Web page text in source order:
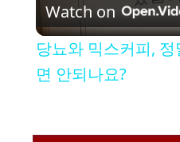
Watch on
당뇨와 믹스커피,
면 안되나요?